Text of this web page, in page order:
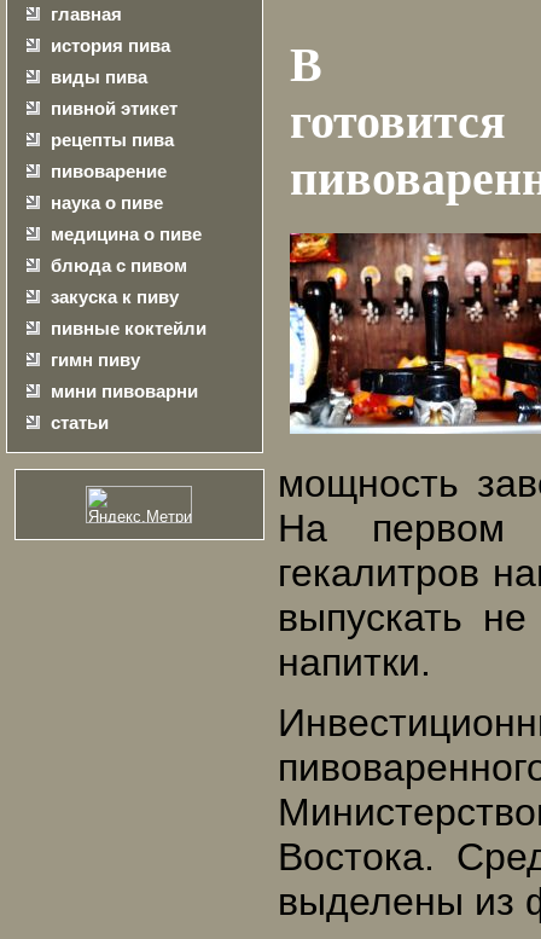
главная
история пива
виды пива
пивной этикет
рецепты пива
пивоварение
наука о пиве
медицина о пиве
блюда с пивом
закуска к пиву
пивные коктейли
гимн пиву
мини пивоварни
статьи
В
мощность
На первом
гекалитров
выпускать
напитки.
Востока.
выделены из